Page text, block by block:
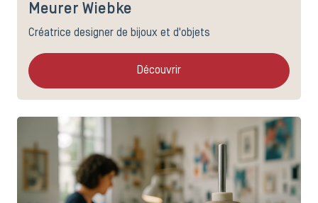
Meurer Wiebke
Créatrice designer de bijoux et d'objets
Découvrir